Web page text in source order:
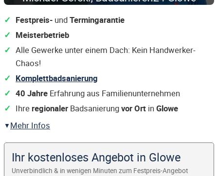
Festpreis- undTermingarantie
Meisterbetrieb
Alle Gewerke unter einem Dach: Kein Handwerker-
Chaos!
Komplettbadsanierung
40 Jahre Erfahrung aus Familienunternehmen
Ihre regionaler Badsanierungvor Ort in Glowe
Mehr Infos
Ihr kostenloses Angebot in Glowe
Unverbindlich & in wenigen Minuten zum Festpreis-Angebot